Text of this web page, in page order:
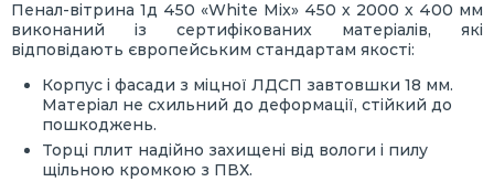
Пенал-вітрина 1д 450 «White Mix» 450 х 2000 х 400 мм
виконаний із сертифікованих матеріалів, які
відповідають європейським стандартам якості:
Корпус і фасади з міцної ЛДСП завтовшки 18 мм.
Матеріал не схильний до деформації, стійкий до
пошкоджень.
Торці плит надійно захищені від вологи і пилу
щільною кромкою з ПВХ.